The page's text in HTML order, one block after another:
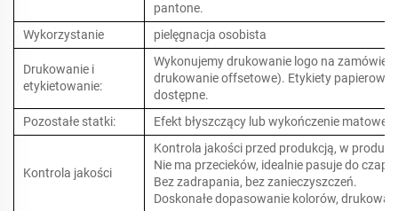
pantone.
Wykorzystanie
pielęgnacja osobista
Drukowanie i
etykietowanie:
Wykonujemy drukowanie logo na
drukowanie offsetowe). Etykiety papierowe
dostępne.
Pozostałe statki:
Efekt błyszczący lub wykończenie matowe
Kontrola jakości
Kontrola jakości przed produkcją, w
Nie ma przecieków, idealnie pasuje do
Bez zadrapania, bez zanieczyszczeń.
Doskonałe dopasowanie kolorów,